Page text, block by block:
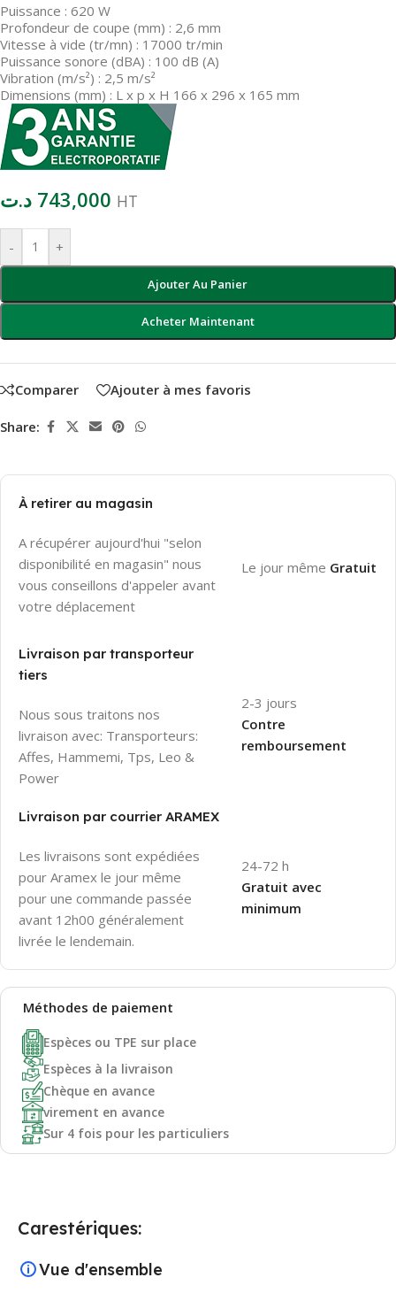
Puissance : 620 W
Profondeur de coupe (mm) : 2,6 mm
Vitesse à vide (tr/mn) : 17000 tr/min
Puissance sonore (dBA) : 100 dB (A)
Vibration (m/s²) : 2,5 m/s²
Dimensions (mm) : L x p x H 166 x 296 x 165 mm
743,000 د.ت HT
- +
Ajouter Au Panier
Acheter Maintenant
Comparer Ajouter à mes favoris
Share:
À retirer au magasin
A récupérer aujourd'hui "selon
disponibilité en magasin" nous
vous conseillons d'appeler avant
votre déplacement
Le jour même Gratuit
Livraison par transporteur
tiers
Nous sous traitons nos
livraison avec: Transporteurs:
Affes, Hammemi, Tps, Leo &
Power
2-3 jours
Contre
remboursement
Livraison par courrier ARAMEX
Les livraisons sont expédiées
pour Aramex le jour même
pour une commande passée
avant 12h00 généralement
livrée le lendemain.
24-72 h
Gratuit avec
minimum
Méthodes de paiement
Espèces ou TPE sur place
Espèces à la livraison
Chèque en avance
virement en avance
Sur 4 fois pour les particuliers
Carestériques:
Vue d'ensemble